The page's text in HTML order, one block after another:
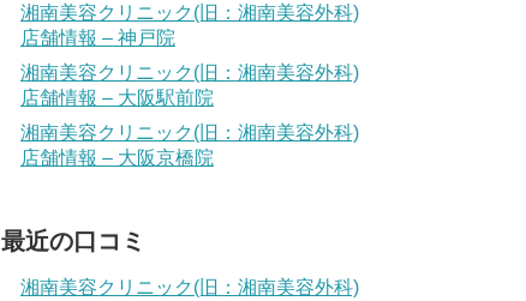
湘南美容クリニック(旧：湘南美容外科)
店舗情報 – 神戸院
湘南美容クリニック(旧：湘南美容外科)
店舗情報 – 大阪駅前院
湘南美容クリニック(旧：湘南美容外科)
店舗情報 – 大阪京橋院
最近の口コミ
湘南美容クリニック(旧：湘南美容外科)